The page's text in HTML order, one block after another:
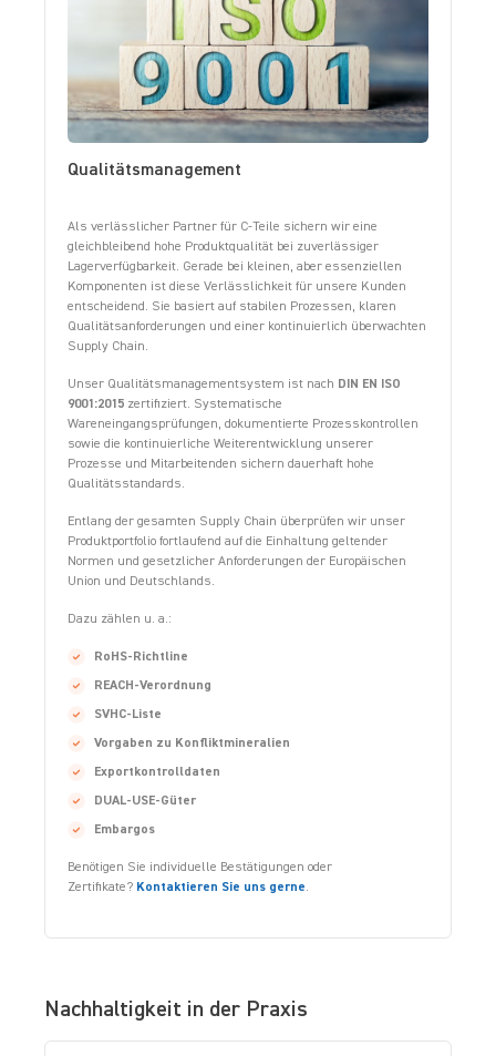
Qualitätsmanagement
Als verlässlicher Partner für C-Teile sichern wir eine
gleichbleibend hohe Produktqualität bei zuverlässiger
Lagerverfügbarkeit. Gerade bei kleinen, aber essenziellen
Komponenten ist diese Verlässlichkeit für unsere Kunden
entscheidend. Sie basiert auf stabilen Prozessen, klaren
Qualitätsanforderungen und einer kontinuierlich überwachten
Supply Chain.
Unser Qualitätsmanagementsystem ist nach DIN EN ISO
9001:2015 zertifiziert. Systematische
Wareneingangsprüfungen, dokumentierte Prozesskontrollen
sowie die kontinuierliche Weiterentwicklung unserer
Prozesse und Mitarbeitenden sichern dauerhaft hohe
Qualitätsstandards.
Entlang der gesamten Supply Chain überprüfen wir unser
Produktportfolio fortlaufend auf die Einhaltung geltender
Normen und gesetzlicher Anforderungen der Europäischen
Union und Deutschlands.
Dazu zählen u. a.:
RoHS-Richtline
REACH-Verordnung
SVHC-Liste
Vorgaben zu Konfliktmineralien
Exportkontrolldaten
DUAL-USE-Güter
Embargos
Benötigen Sie individuelle Bestätigungen oder
Zertifikate? Kontaktieren Sie uns gerne.
Nachhaltigkeit in der Praxis